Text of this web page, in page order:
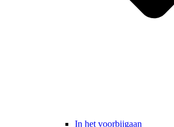
In het voorbijgaan